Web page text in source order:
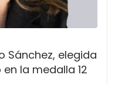
Sánchez, elegida
la medalla 12